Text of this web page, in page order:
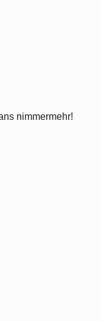
nimmermehr!